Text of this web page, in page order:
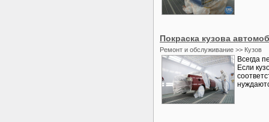
Покраска кузова
Ремонт и обслуживание >> Кузов
Всегда
Если